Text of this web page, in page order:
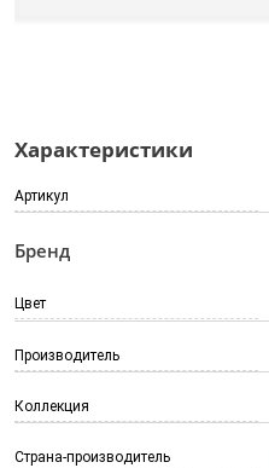
Характеристики
Артикул
Бренд
Цвет
Производитель
Коллекция
Страна-производитель